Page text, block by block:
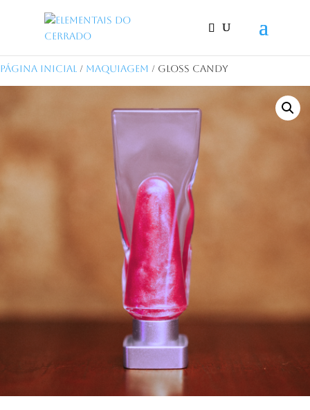
Página Inicial / Maquiagem / Gloss Candy